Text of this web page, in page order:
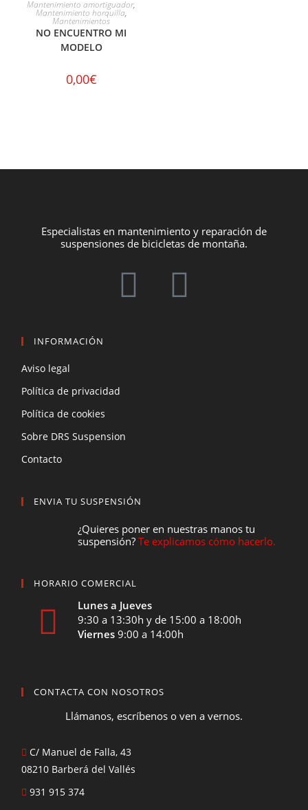
Mantenimiento amortiguador,
Mantenimiento horquilla,
Mantenimientos
NO ENCUENTRO MI
MODELO
0,00€
Especialistas en mantenimiento y reparación de
suspensiones de bicicletas de montaña.
INFORMACIÓN
Aviso legal
Política de privacidad
Política de cookies
Sobre DRS Suspension
Contacto
ENVIA TU SUSPENSIÓN
¿Quieres poner en nuestras manos tu
suspensión?Te explicamos cómo hacerlo.
HORARIO COMERCIAL
Lunes a Jueves
9:30 a 13:30h y de 15:00 a 18:00h
Viernes9:00 a 14:00h
CONTACTA CON NOSOTROS
Llámanos, escríbenos o ven a vernos.
C/ Manuel de Falla, 43
08210 Barberá del Vallés
931 915 374